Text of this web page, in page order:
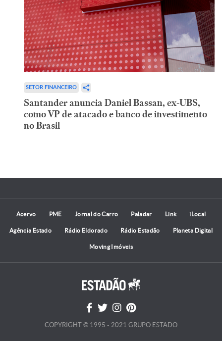
SETOR FINANCEIRO
Santander anuncia Daniel Bassan, ex-UBS,
como VP de atacado e banco de investimento
no Brasil
Acervo PME Jornal do Carro Paladar Link iLocal
Agência Estado Rádio Eldorado Rádio Estadão Planeta Digital
Moving Imóveis
COPYRIGHT © 1995 - 2021 GRUPO ESTADO